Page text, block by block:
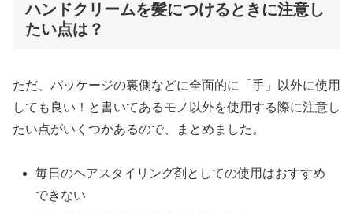
ハンドクリームを髪につけるときに注意し
たい点は？
ただ、パッケージの裏側などに全面的に「手」以外に使用
しても良い！と書いてあるモノ以外を使用する際に注意し
たい点がいくつかあるので、まとめました。
毎日のヘアスタイリング剤としての使用はおすすめ
できない